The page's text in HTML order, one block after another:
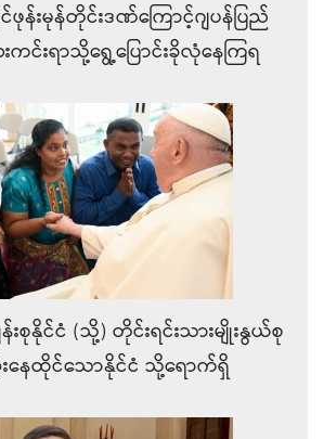
ဖုန်းမုန်တိုင်းဒဏ်ကြောင့်ဂျပန်ပြည်
ကင်းရာသို့ရွေ့ပြောင်းခိုလုံနေကြရ
းစုနိုင်ငံ (သို့) တိုင်းရင်းသားမျိုးနွယ်စု
းနေထိုင်သောနိုင်ငံ သို့ရောက်ရှိ